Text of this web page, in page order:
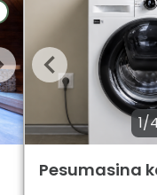
1/
Pesumasina